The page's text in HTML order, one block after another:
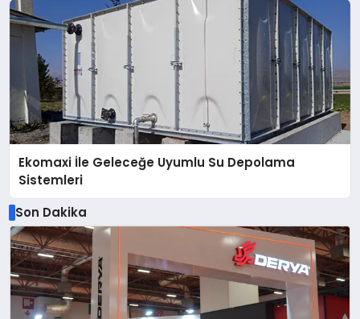
Ekomaxi İle Geleceğe Uyumlu Su Depolama
Sistemleri
Son Dakika